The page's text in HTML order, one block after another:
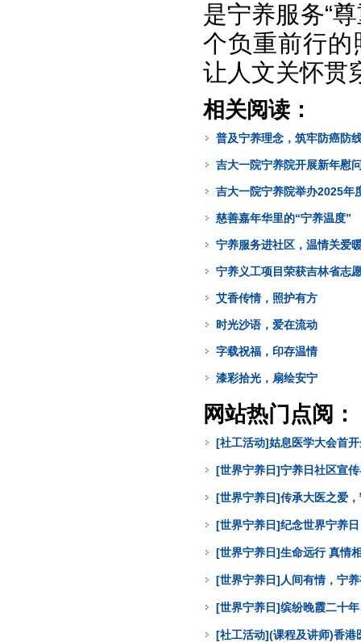
是宁养服务“
个负重前行
让人文关怀贯
相关阅读：
普及宁养理念，筑牢防癌防
吉大一院宁养院开展新年慰
吉大一院宁养院举办2025年
慈善嘉年华里的“宁养温度”
宁养服务进社区，温情关爱
宁养义工项目荣获吉林省志
艾香传情，照护有方
时光沙语，爱在流动
字载祝福，印存温情
漆彩拾光，扇绘安宁
网站热门点阅：
[社工活动]姑息医学大会首
[世界宁养日]宁养日社区宣
[世界宁养日]传承大医之爱
[世界宁养日]纪念世界宁养
[世界宁养日]生命远行 真情
[世界宁养日]人间有情，宁
[世界宁养日]缤纷晚霞二十
[社工活动](课程及讲师)香